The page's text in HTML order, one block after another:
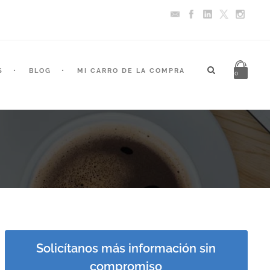
BLOG MI CARRO DE LA COMPRA 0
Solicítanos más información sin
compromiso